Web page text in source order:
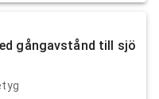
gångavstånd till sjö